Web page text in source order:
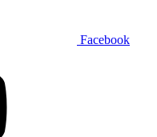
Facebook